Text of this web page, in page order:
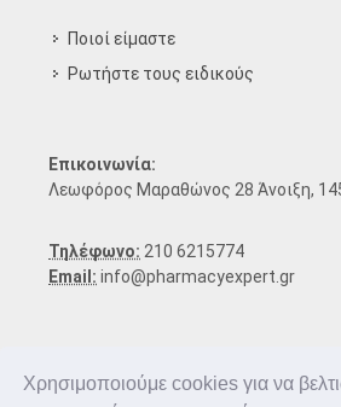
Χρησιμοποιούμε cookies για να
Ποιοί είμαστε
Ρωτήστε τους ειδικούς
Επικοινωνία:
Λεωφόρος Μαραθώνος 28 Άνοιξη,
Τηλέφωνο: 210 6215774
Email: info@pharmacyexpert.gr